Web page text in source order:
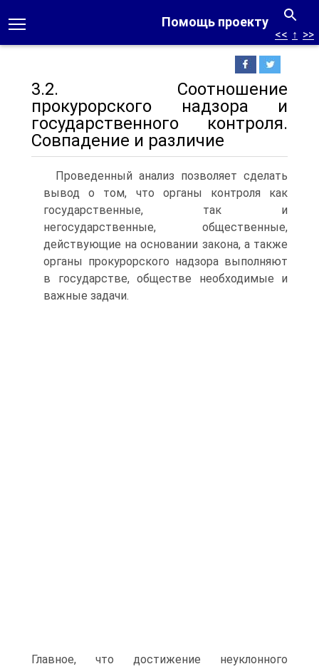
Помощь проекту
<< ↑ >>
3.2. Соотношение
прокурорского надзора и
государственного контроля.
Совпадение и различие
Проведенный анализ позволяет сделать
вывод о том, что органы контроля как
государственные, так и
негосударственные, общественные,
действующие на основании закона, а также
органы прокурорского надзора выполняют
в государстве, обществе необходимые и
важные задачи.
Главное, что достижение неуклонного